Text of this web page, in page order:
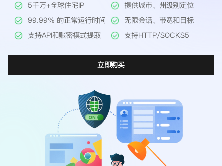
工具
帮助中心
5千万+全球住宅IP
提供城市、州级别定位
99.99% 的正常运行时间
无限会话、带宽和目标
支持API和账密模式提取
支持HTTP/SOCKS5
立即购买